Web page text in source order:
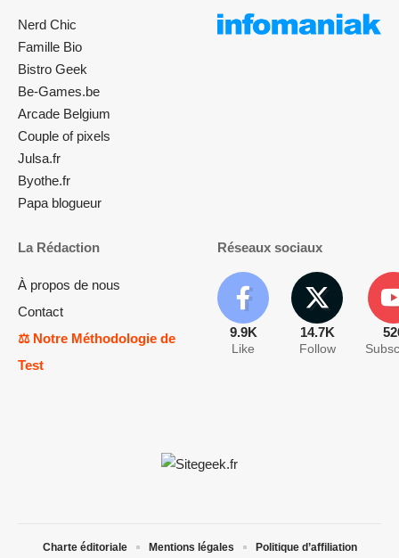
Nerd Chic
Famille Bio
Bistro Geek
Be-Games.be
Arcade Belgium
Couple of pixels
Julsa.fr
Byothe.fr
Papa blogueur
La Rédaction
À propos de nous
Contact
⚖️ Notre Méthodologie de
Test
Réseaux sociaux
9.9K
Like
14.7K
Follow
Charte éditoriale Mentions légales
Politique d’affiliation